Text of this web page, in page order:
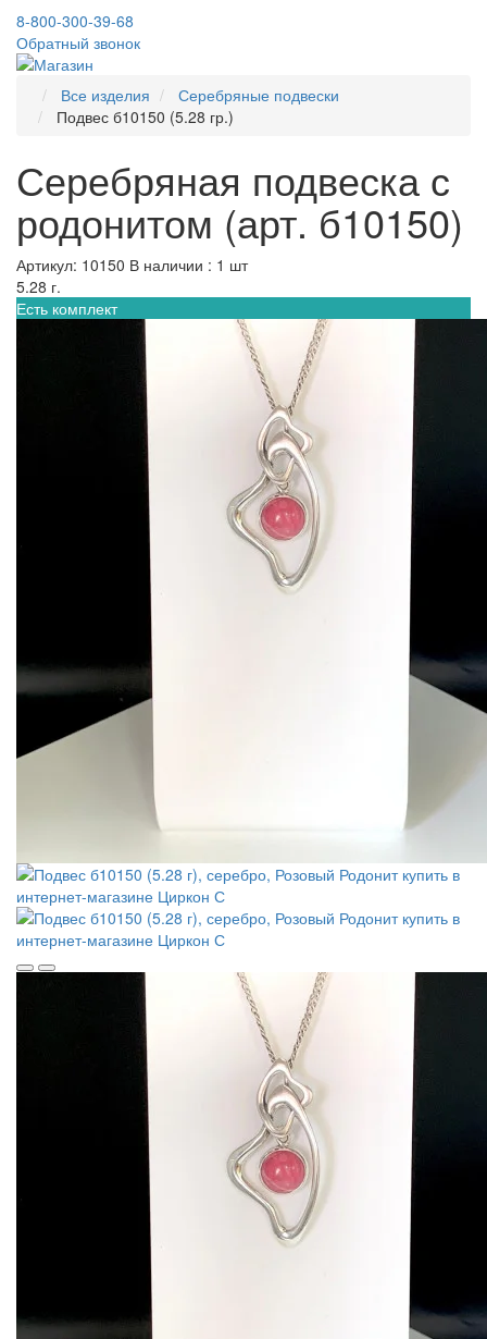
8-800-300-39-68
Обратный звонок
Все изделия
Серебряные подвески
Подвес б10150 (5.28 гр.)
Серебряная подвеска с
родонитом (арт. б10150)
Артикул: 10150 В наличии : 1 шт
5.28 г.
Есть комплект